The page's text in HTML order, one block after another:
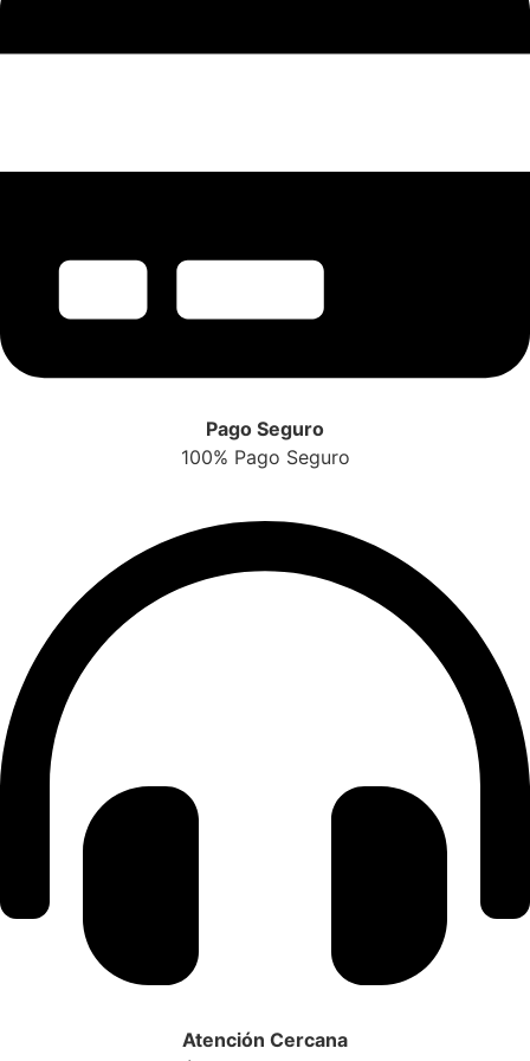
Pago Seguro
100% Pago Seguro
Atención Cercana